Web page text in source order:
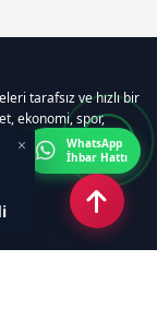
×
tarafsız ve hızlı bir
ekonomi, spor,
güvenilir ve anlık
WhatsApp
İhbar Hattı